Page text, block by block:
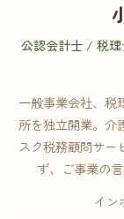
公認会計士 / 税
一般事業会社、税
所を独立開業。介
スク税務顧問サー
ず、ご事業の
イン